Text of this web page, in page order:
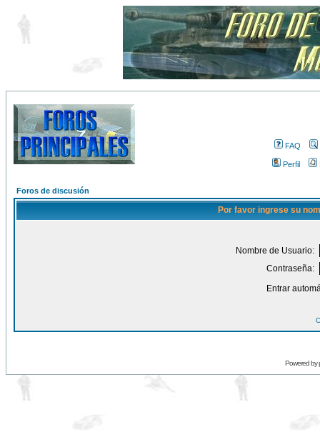
FAQ
Perfil
Foros de discusión
Por favor ingrese su
Nombre de Usuario:
Contraseña:
Entrar
Powered by